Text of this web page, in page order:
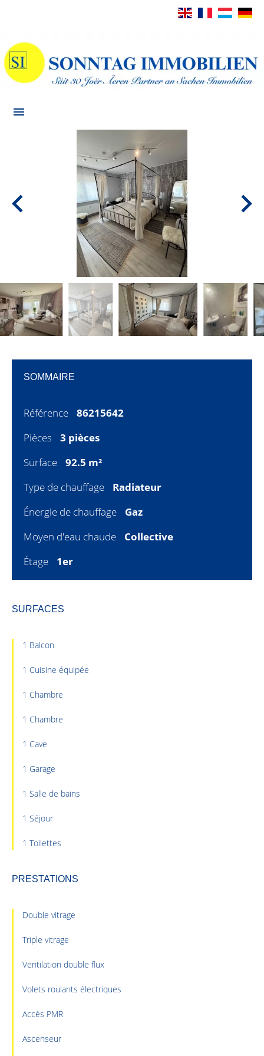
SOMMAIRE
Référence
86215642
Pièces
3 pièces
Surface
92.5 m²
Type de chauffage
Radiateur
Énergie de chauffage
Gaz
Moyen d'eau chaude
Collective
Étage
1er
SURFACES
1 Balcon
1 Cuisine équipée
1 Chambre
1 Chambre
1 Cave
1 Garage
1 Salle de bains
1 Séjour
1 Toilettes
PRESTATIONS
Double vitrage
Triple vitrage
Ventilation double flux
Volets roulants électriques
Accès PMR
Ascenseur